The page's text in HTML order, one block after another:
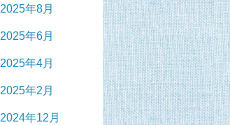
2025年8月
2025年6月
2025年4月
2025年2月
2024年12月